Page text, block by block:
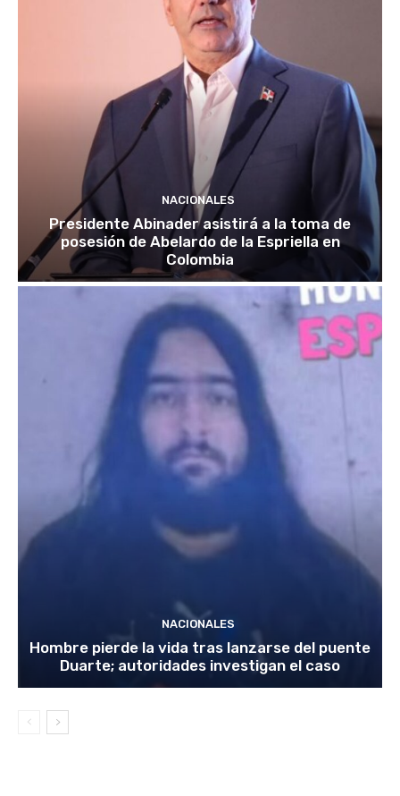
NACIONALES
Presidente Abinader asistirá a la toma de
posesión de Abelardo de la Espriella en
Colombia
NACIONALES
Hombre pierde la vida tras lanzarse del puente
Duarte; autoridades investigan el caso